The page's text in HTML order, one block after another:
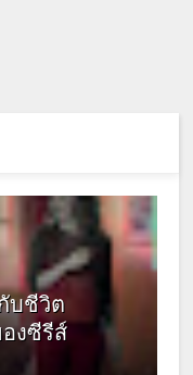
บชีวิต
องซีรีส์